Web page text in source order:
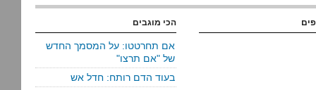
הכי מוגבים
אם תחרטטו: על המסמך החדש
של "אם תרצו"
בעוד הדם רותח: חדל אש